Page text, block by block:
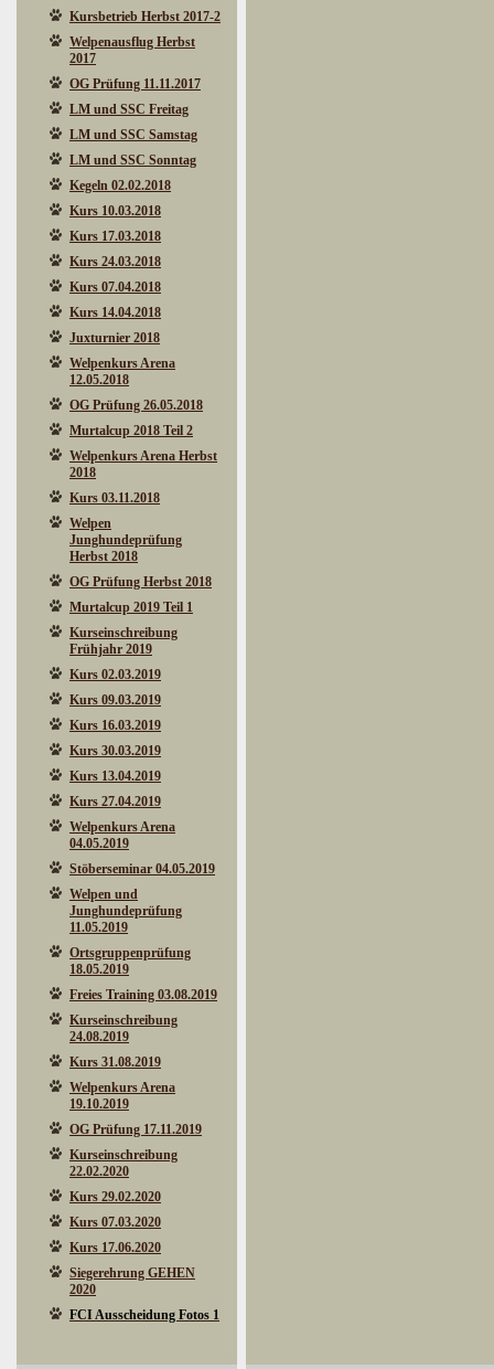
Kursbetrieb Herbst 2017-2
Welpenausflug Herbst
2017
OG Prüfung 11.11.2017
LM und SSC Freitag
LM und SSC Samstag
LM und SSC Sonntag
Kegeln 02.02.2018
Kurs 10.03.2018
Kurs 17.03.2018
Kurs 24.03.2018
Kurs 07.04.2018
Kurs 14.04.2018
Juxturnier 2018
Welpenkurs Arena
12.05.2018
OG Prüfung 26.05.2018
Murtalcup 2018 Teil 2
Welpenkurs Arena Herbst
2018
Kurs 03.11.2018
Welpen
Junghundeprüfung
Herbst 2018
OG Prüfung Herbst 2018
Murtalcup 2019 Teil 1
Kurseinschreibung
Frühjahr 2019
Kurs 02.03.2019
Kurs 09.03.2019
Kurs 16.03.2019
Kurs 30.03.2019
Kurs 13.04.2019
Kurs 27.04.2019
Welpenkurs Arena
04.05.2019
Stöberseminar 04.05.2019
Welpen und
Junghundeprüfung
11.05.2019
Ortsgruppenprüfung
18.05.2019
Freies Training 03.08.2019
Kurseinschreibung
24.08.2019
Kurs 31.08.2019
Welpenkurs Arena
19.10.2019
OG Prüfung 17.11.2019
Kurseinschreibung
22.02.2020
Kurs 29.02.2020
Kurs 07.03.2020
Kurs 17.06.2020
Siegerehrung GEHEN
2020
FCI Ausscheidung Fotos 1